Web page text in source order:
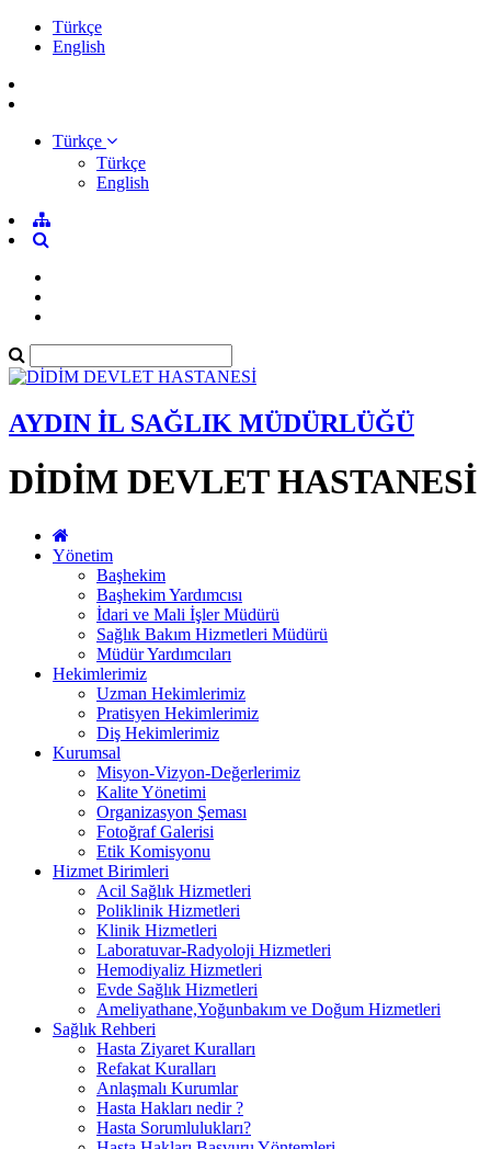
Türkçe
English
Türkçe
Türkçe
English
AYDIN İL SAĞLIK MÜDÜRLÜĞÜ
DİDİM DEVLET HASTANESİ
Yönetim
Başhekim
Başhekim Yardımcısı
İdari ve Mali İşler Müdürü
Sağlık Bakım Hizmetleri Müdürü
Müdür Yardımcıları
Hekimlerimiz
Uzman Hekimlerimiz
Pratisyen Hekimlerimiz
Diş Hekimlerimiz
Kurumsal
Misyon-Vizyon-Değerlerimiz
Kalite Yönetimi
Organizasyon Şeması
Fotoğraf Galerisi
Etik Komisyonu
Hizmet Birimleri
Acil Sağlık Hizmetleri
Poliklinik Hizmetleri
Klinik Hizmetleri
Laboratuvar-Radyoloji Hizmetleri
Hemodiyaliz Hizmetleri
Evde Sağlık Hizmetleri
Ameliyathane,Yoğunbakım ve Doğum Hizmetleri
Sağlık Rehberi
Hasta Ziyaret Kuralları
Refakat Kuralları
Anlaşmalı Kurumlar
Hasta Hakları nedir ?
Hasta Sorumlulukları?